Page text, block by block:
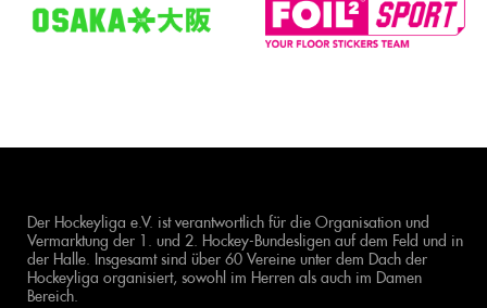
Der Hockeyliga e.V. ist verantwortlich für die Organisation und
Vermarktung der 1. und 2. Hockey-Bundesligen auf dem Feld und in
der Halle. Insgesamt sind über 60 Vereine unter dem Dach der
Hockeyliga organisiert, sowohl im Herren als auch im Damen
Bereich.